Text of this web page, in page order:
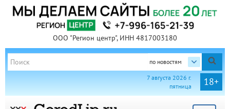
ООО "Регион центр", ИНН 4817003180
по новостям
18+
7 августа 2026 г.
пятница